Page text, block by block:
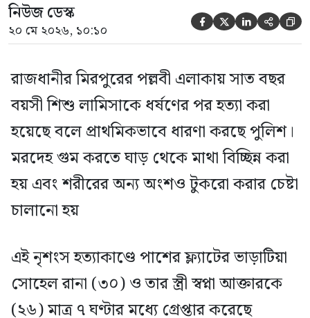
নিউজ ডেস্ক
২০ মে ২০২৬, ১০:১০     
রাজধানীর মিরপুরের পল্লবী এলাকায় সাত বছর
বয়সী শিশু লামিসাকে ধর্ষণের পর হত্যা করা
হয়েছে বলে প্রাথমিকভাবে ধারণা করছে পুলিশ।
মরদেহ গুম করতে ঘাড় থেকে মাথা বিচ্ছিন্ন করা
হয় এবং শরীরের অন্য অংশও টুকরো করার চেষ্টা
চালানো হয়
এই নৃশংস হত্যাকাণ্ডে পাশের ফ্ল্যাটের ভাড়াটিয়া
সোহেল রানা (৩০) ও তার স্ত্রী স্বপ্না আক্তারকে
(২৬) মাত্র ৭ ঘণ্টার মধ্যে গ্রেপ্তার করেছে